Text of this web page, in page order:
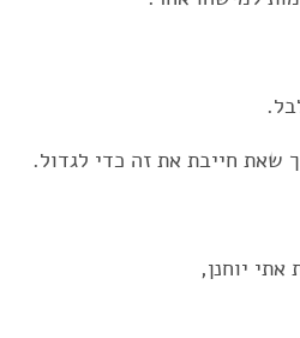
שאת חייבת את זה כדי לגדול.
יוחנן,